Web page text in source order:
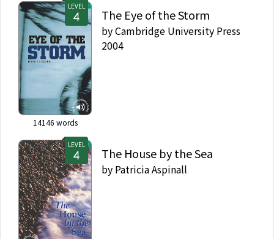
LEVEL
14146 words
The Eye of the Storm
byCambridge University Press
2004
LEVEL
The House by the Sea
by Patricia Aspinall